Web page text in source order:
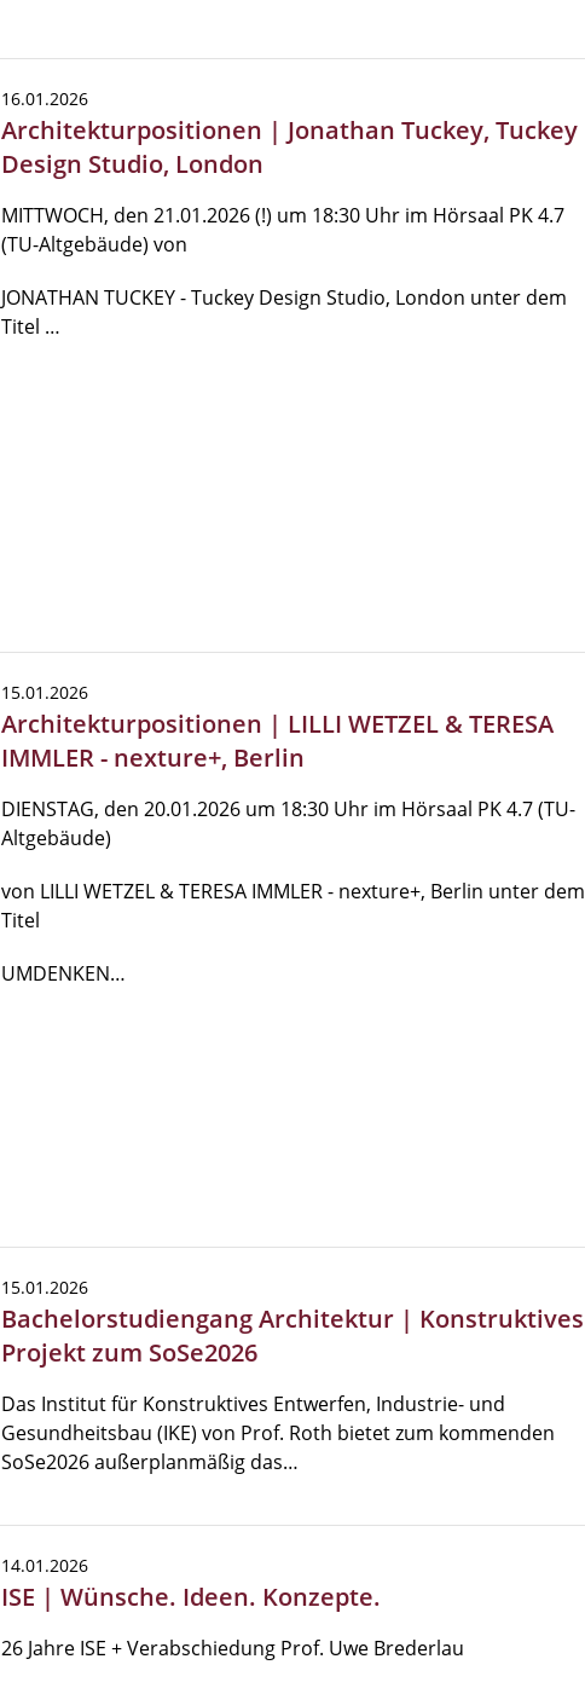
16.01.2026
Architekturpositionen | Jonathan Tuckey, Tuckey
Design Studio, London
MITTWOCH, den 21.01.2026 (!) um 18:30 Uhr im Hörsaal PK 4.7
(TU-Altgebäude) von
JONATHAN TUCKEY - Tuckey Design Studio, London unter dem
Titel …
15.01.2026
Architekturpositionen | LILLI WETZEL & TERESA
IMMLER - nexture+, Berlin
DIENSTAG, den 20.01.2026 um 18:30 Uhr im Hörsaal PK 4.7 (TU-
Altgebäude)
von LILLI WETZEL & TERESA IMMLER - nexture+, Berlin unter dem
Titel
UMDENKEN…
15.01.2026
Bachelorstudiengang Architektur | Konstruktives
Projekt zum SoSe2026
Das Institut für Konstruktives Entwerfen, Industrie- und
Gesundheitsbau (IKE) von Prof. Roth bietet zum kommenden
SoSe2026 außerplanmäßig das…
14.01.2026
ISE | Wünsche. Ideen. Konzepte.
26 Jahre ISE + Verabschiedung Prof. Uwe Brederlau